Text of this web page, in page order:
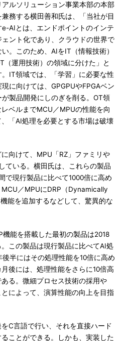
アルソリューション事業本部の本部
兼務する横田善和氏は、「当社が目
e-AIとは、エンドポイントのインテ
ェント化であり、クラウドの世界で
い。このため、AIをIT（情報技術）
（運用技術）の領域に分けた」と
。IT領域では、「学習」に必要な性
現に向けては、GPGPUやFPGAベン
が製品開発にしのぎを削る。OT領
ベルまでMCU／MPUの性能を向
、「AI処理を必要とする市場は破壊
向けて、MPU「RZ」ファミリや
ている。横田氏は、これらの製品
で現行製品に比べて1000倍に高め
／MPUにDRP（Dynamically
能を追加するなどして、驚異的な
能を搭載した最初の製品は2018
この製品は現行製品に比べてAI処
半にはその処理性能を10倍に高め
後には、処理性能をさらに10倍高
る。微細プロセス技術の採用や
によって、演算性能の向上を目指
C言語で行い、それを直接ハード
ことができる。しかも、実装した